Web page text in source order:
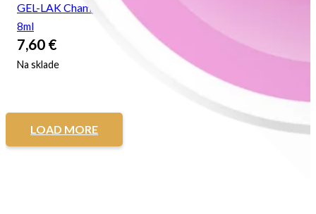
GEL-LAK Champagne Kiss
8ml
7,60 €
Na sklade
LOAD MORE